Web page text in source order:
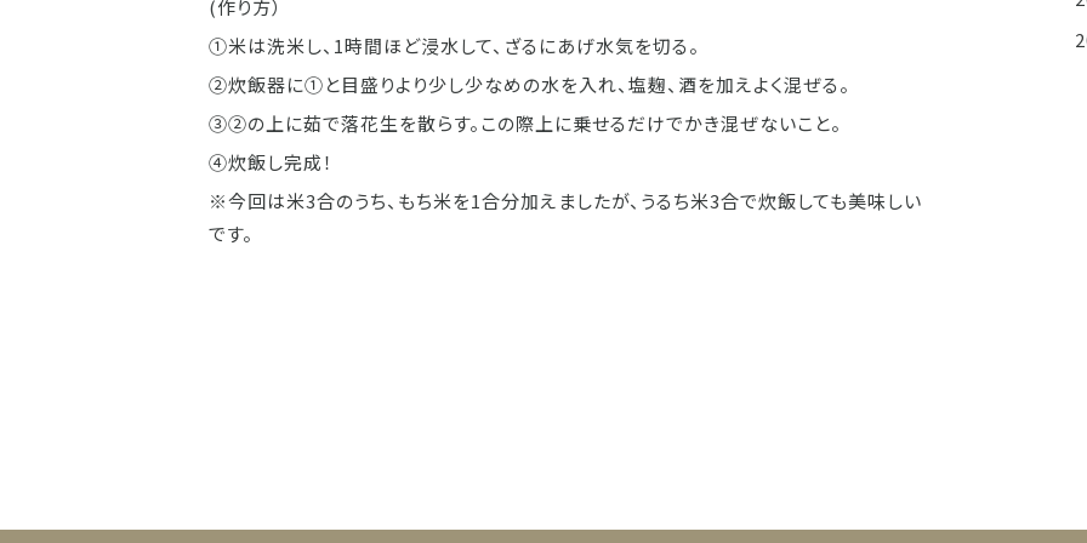
(作り方）
①米は洗米し、1時間ほど浸水して、ざるにあげ水気を切る。
②炊飯器に①と目盛りより少し少なめの水を入れ、塩麹、酒を加えよく混ぜる。
③②の上に茹で落花生を散らす。この際上に乗せるだけでかき混ぜないこと。
④炊飯し完成！
※今回は米3合のうち、もち米を1合分加えましたが、うるち米3合で炊飯しても美味しい
です。